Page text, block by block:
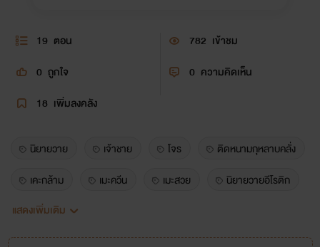
19 ตอน 782 เข้าชม
0 ถูกใจ 0 ความคิดเห็น
18 เพิ่มลงคลัง
นิยายวาย เจ้าชาย โจร
ติดหนามกุหลาบคลั่ง
เคะกล้าม
เมะควีน เมะสวย
นิยายวายอีโรติก
นิยายวายแฟนตาซี
แสดงเพิ่มเติม